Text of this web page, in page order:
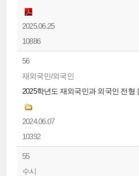
2025.06.25
10886
56
재외국민/외국인
2025학년도 재외국민과 외국인 전형
2024.06.07
10392
55
수시